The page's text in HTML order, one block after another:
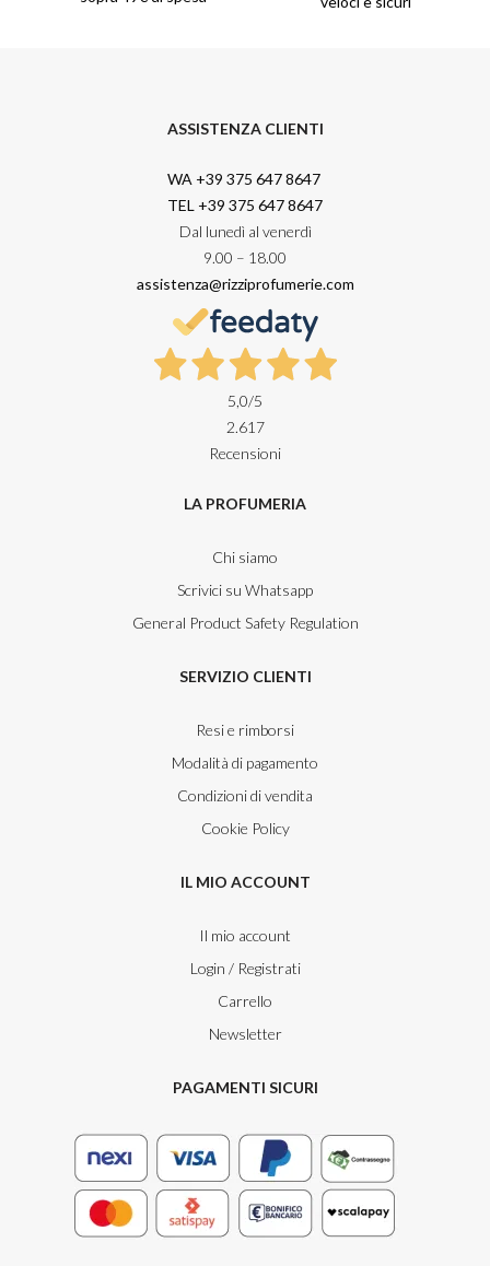
ASSISTENZA CLIENTI
WA +39 375 647 8647
TEL +39 375 647 8647
Dal lunedì al venerdì
9.00 – 18.00
assistenza@rizziprofumerie.com
5,0/5
2.617
Recensioni
LA PROFUMERIA
Chi siamo
Scrivici su Whatsapp
General Product Safety Regulation
SERVIZIO CLIENTI
Resi e rimborsi
Modalità di pagamento
Condizioni di vendita
Cookie Policy
IL MIO ACCOUNT
Il mio account
Login / Registrati
Carrello
Newsletter
PAGAMENTI SICURI